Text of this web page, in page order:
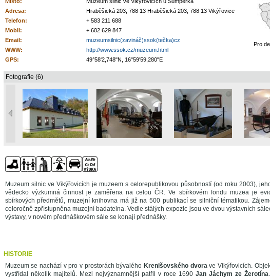
Adresa:
Hraběšická 203, 788 13 Hraběšická 203, 788 13 Vikýřovice
Telefon:
+ 583 211 688
Mobil:
+ 602 629 847
Email:
muzeumsilnic(zavináč)ssok(tečka)cz
WWW:
http://www.ssok.cz/muzeum.html
GPS:
49°58'2,748"N, 16°59'59,280"E
Pro
Fotografie (6)
Muzeum silnic ve Vikýřovicích je muzeem s celorepublikovou působností (od roku 2003),
vědecko výzkumná činnost je zaměřena na celou ČR. Ve sbírkovém fondu muzea je
sbírkových předmětů, muzejní knihovna má již na 500 publikací se silniční tématikou.
celoročně zpřístupněna muzejní badatelna. Vedle stálých expozic jsou ve dvou výstavních
výstavy, v novém přednáškovém sále se konají přednášky.
HISTORIE
Muzeum se nachází v pro v prostorách bývalého Krenišovského dvorave Vikýřovicích.
vystřídal několik majitelů. Mezi nejvýznamnější patřil v roce 1690 Jan Jáchym ze Žerotína